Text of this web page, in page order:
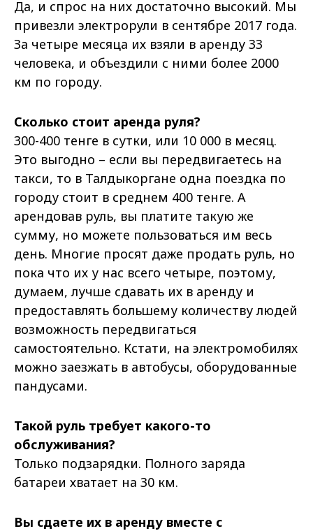
Да, и спрос на них достаточно высокий. Мы
привезли электрорули в сентябре 2017 года.
За четыре месяца их взяли в аренду 33
человека, и объездили с ними более 2000
км по городу.
Сколько стоит аренда руля?
300-400 тенге в сутки, или 10 000 в месяц.
Это выгодно – если вы передвигаетесь на
такси, то в Талдыкоргане одна поездка по
городу стоит в среднем 400 тенге. А
арендовав руль, вы платите такую же
сумму, но можете пользоваться им весь
день. Многие просят даже продать руль, но
пока что их у нас всего четыре, поэтому,
думаем, лучше сдавать их в аренду и
предоставлять большему количеству людей
возможность передвигаться
самостоятельно. Кстати, на электромобилях
можно заезжать в автобусы, оборудованные
пандусами.
Такой руль требует какого-то
обслуживания?
Только подзарядки. Полного заряда
батареи хватает на 30 км.
Вы сдаете их в аренду вместе с